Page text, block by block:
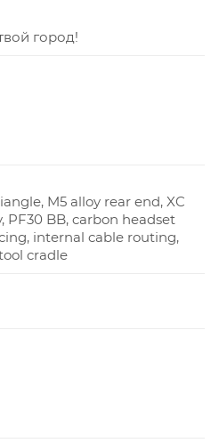
город!
M5 alloy rear end, XC
PF30 BB, carbon headset
internal cable routing,
cradle